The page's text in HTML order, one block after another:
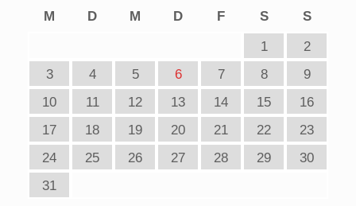
M
D M D F S
S
1
2
3
4 5 6 7 8
9
10
11 12 13 14 15
16
17
18 19 20 21 22
23
24
25 26 27 28 29
30
31